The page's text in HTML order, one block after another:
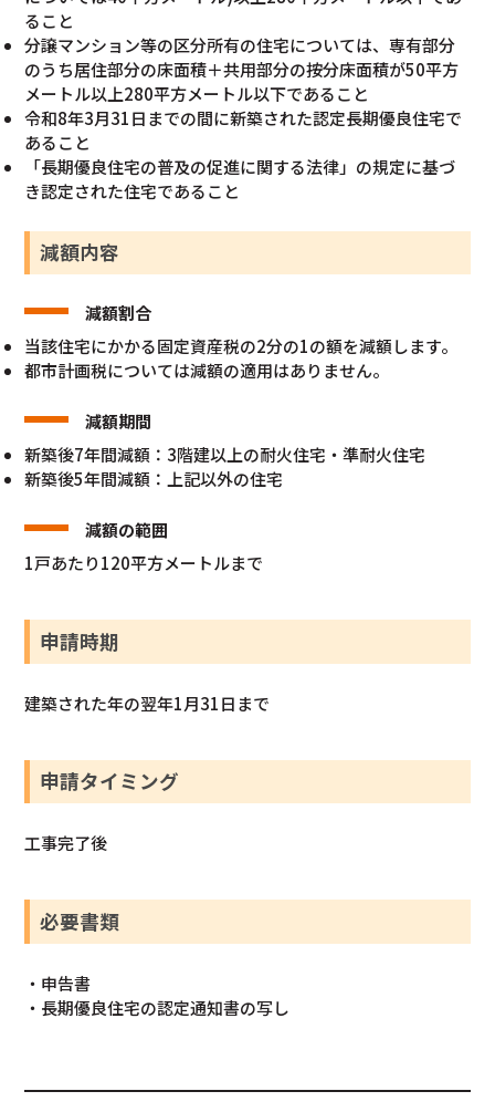
ること
分譲マンション等の区分所有の住宅については、専有部分
のうち居住部分の床面積＋共用部分の按分床面積が50平方
メートル以上280平方メートル以下であること
令和8年3月31日までの間に新築された認定長期優良住宅で
あること
「長期優良住宅の普及の促進に関する法律」の規定に基づ
き認定された住宅であること
減額内容
減額割合
当該住宅にかかる固定資産税の2分の1の額を減額します。
都市計画税については減額の適用はありません。
減額期間
新築後7年間減額：3階建以上の耐火住宅・準耐火住宅
新築後5年間減額：上記以外の住宅
減額の範囲
1戸あたり120平方メートルまで
申請時期
建築された年の翌年1月31日まで
申請タイミング
工事完了後
必要書類
・申告書
・長期優良住宅の認定通知書の写し